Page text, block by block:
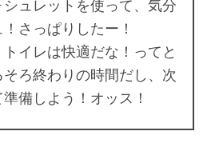
ュレットを使って、気分
さっぱりしたー！
イレは快適だな！ってと
ろ終わりの時間だし、次
備しよう！オッス！